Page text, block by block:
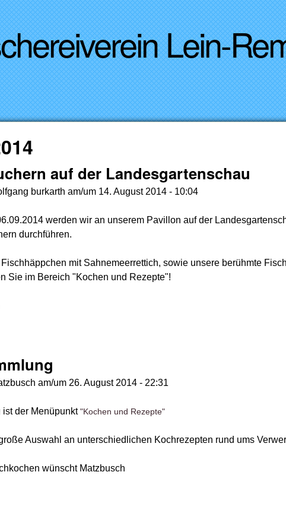
Direkt zum Inhalt
Lein-
auf der Landesgartenschau
burkarth am/um 14. August 2014 - 10:04
werden wir an unserem Pavillon auf der
durchführen.
mit Sahnemeerrettich, sowie unsere berühmte
Sie im Bereich "Kochen und Rezepte"!
am/um 26. August 2014 - 22:31
ist der Menüpunkt"Kochen und Rezepte"
Auswahl an unterschiedlichen Kochrezepten rund ums
wünscht Matzbusch